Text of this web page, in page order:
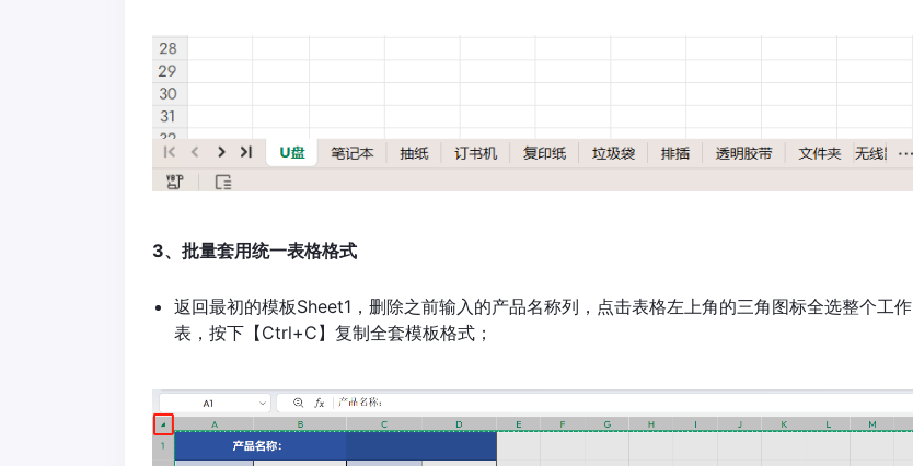
3、批量套用统一表格格式
返回最初的模板Sheet1，删除之前输入的产品名称列，点击表格左上角的三角图标全选整个工作
表，按下【Ctrl+C】复制全套模板格式；